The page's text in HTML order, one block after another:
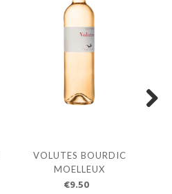
VOLUTES BOURDIC
MOELLEUX
€9.50